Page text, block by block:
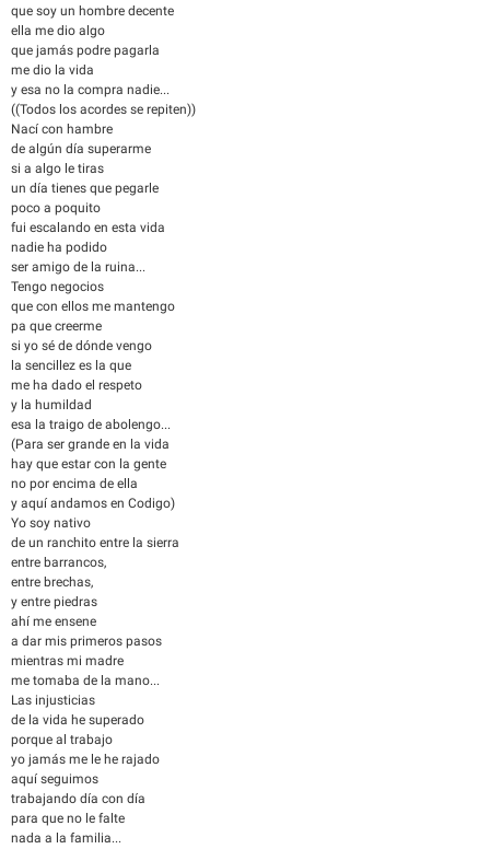
que soy un hombre decente
ella me dio algo
que jamás podre pagarla
me dio la vida
y esa no la compra nadie...
((Todos los acordes se repiten))
Nací con hambre
de algún día superarme
si a algo le tiras
un día tienes que pegarle
poco a poquito
fui escalando en esta vida
nadie ha podido
ser amigo de la ruina...
Tengo negocios
que con ellos me mantengo
pa que creerme
si yo sé de dónde vengo
la sencillez es la que
me ha dado el respeto
y la humildad
esa la traigo de abolengo...
(Para ser grande en la vida
hay que estar con la gente
no por encima de ella
y aquí andamos en Codigo)
Yo soy nativo
de un ranchito entre la sierra
entre barrancos,
entre brechas,
y entre piedras
ahí me ensene
a dar mis primeros pasos
mientras mi madre
me tomaba de la mano...
Las injusticias
de la vida he superado
porque al trabajo
yo jamás me le he rajado
aquí seguimos
trabajando día con día
para que no le falte
nada a la familia...